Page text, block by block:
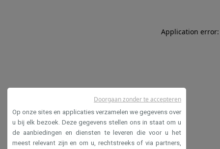
Application
Op onze sites en applicaties verzamelen we gegevens over
u bij elk bezoek. Deze gegevens stellen ons in staat om u
de aanbiedingen en diensten te leveren die voor u het
meest relevant zijn en om u, rechtstreeks of via partners,
Doorgaan zonder te accepteren